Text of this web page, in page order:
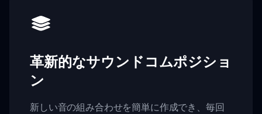
革新的なサウンドコムポジショ
ン
新しい音の組み合わせを簡単に作成でき、毎回